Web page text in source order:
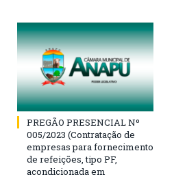
PREGÃO PRESENCIAL Nº
005/2023 (Contratação de
empresas para fornecimento
de refeições, tipo PF,
acondicionada em